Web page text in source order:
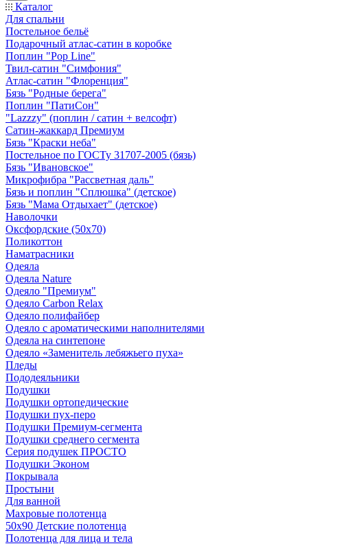
Каталог
Для спальни
Постельное бельё
Подарочный атлас-сатин в коробке
Поплин "Pop Line"
Твил-сатин "Симфония"
Атлас-сатин "Флоренция"
Бязь "Родные берега"
Поплин "ПатиСон"
"Lazzzy" (поплин / сатин + велсофт)
Сатин-жаккард Премиум
Бязь "Краски неба"
Постельное по ГОСТу 31707-2005 (бязь)
Бязь "Ивановское"
Микрофибра "Рассветная даль"
Бязь и поплин "Сплюшка" (детское)
Бязь "Мама Отдыхает" (детское)
Наволочки
Оксфордские (50х70)
Поликоттон
Наматрасники
Одеяла
Одеяла Nature
Одеяло "Премиум"
Одеяло Carbon Relax
Одеяло полифайбер
Одеяло с ароматическими наполнителями
Одеяла на синтепоне
Одеяло «Заменитель лебяжьего пуха»
Пледы
Пододеяльники
Подушки
Подушки ортопедические
Подушки пух-перо
Подушки Премиум-сегмента
Подушки среднего сегмента
Серия подушек ПРОСТО
Подушки Эконом
Покрывала
Простыни
Для ванной
Махровые полотенца
50х90 Детские полотенца
Полотенца для лица и тела